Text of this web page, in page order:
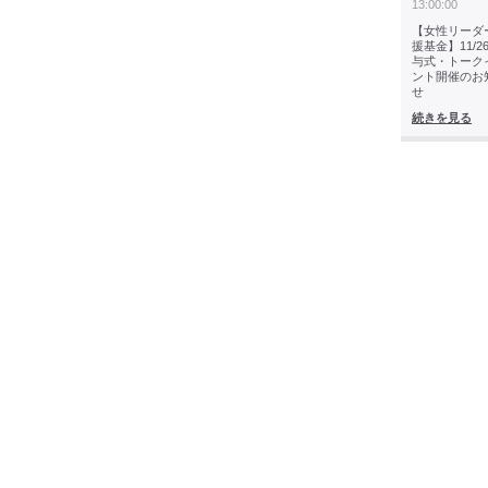
13:00:00
【女性リーダ
援基金】11/
与式・トーク
ント開催のお
せ
続きを見る